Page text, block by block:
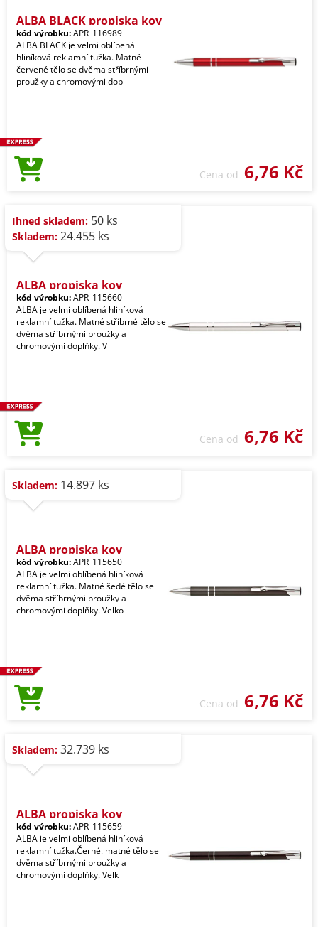
ALBA BLACK propiska kov
kód výrobku:APR_116989
ALBA BLACK je velmi oblíbená
hliníková reklamní tužka. Matné
červené tělo se dvěma stříbrnými
proužky a chromovými dopl
Cena od 6,76 Kč
Ihned skladem: 50 ks
Skladem: 24.455 ks
ALBA propiska kov
kód výrobku:APR_115660
ALBA je velmi oblíbená hliníková
reklamní tužka. Matné stříbrné tělo se
dvěma stříbrnými proužky a
chromovými doplňky. V
Cena od 6,76 Kč
Skladem: 14.897 ks
ALBA propiska kov
kód výrobku:APR_115650
ALBA je velmi oblíbená hliníková
reklamní tužka. Matné šedé tělo se
dvěma stříbrnými proužky a
chromovými doplňky. Velko
Cena od 6,76 Kč
Skladem: 32.739 ks
ALBA propiska kov
kód výrobku:APR_115659
ALBA je velmi oblíbená hliníková
reklamní tužka.Černé, matné tělo se
dvěma stříbrnými proužky a
chromovými doplňky. Velk